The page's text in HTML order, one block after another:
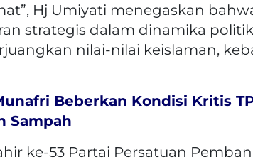
Hj Umiyati menegaskan
strategis dalam dinamika
nilai-nilai keislaman,
Beberkan Kondisi Kritis
Sampah
ke-53 Partai Persatuan